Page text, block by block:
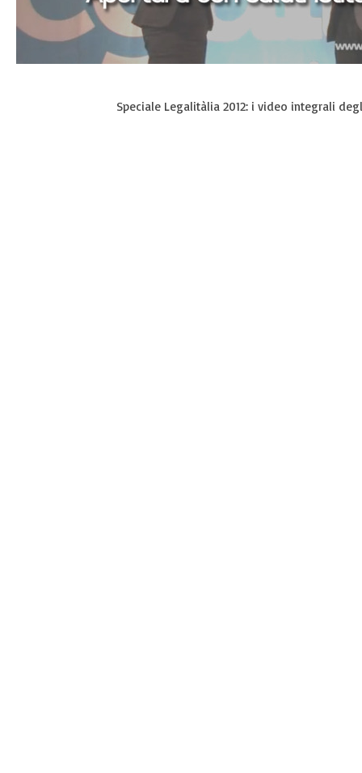
Speciale Legalitàlia 2012: i video integrali